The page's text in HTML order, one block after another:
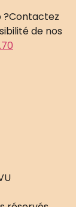
?Contactez
de nos